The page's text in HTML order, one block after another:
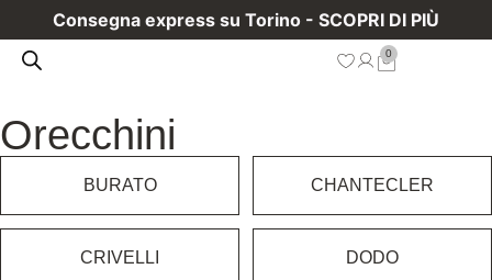
Consegna express su Torino - SCOPRI DI PIÙ
0
Orecchini
BURATO CHANTECLER
CRIVELLI DODO